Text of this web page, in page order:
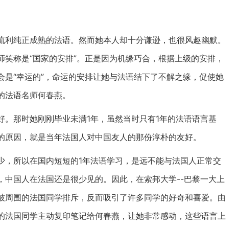
纯正成熟的法语。然而她本人却十分谦逊，也很风趣幽默。
称是“国家的安排”。正是因为机缘巧合，根据上级的安排，
“幸运的”，命运的安排让她与法语结下了不解之缘，促使她
语名师何春燕。
那时她刚刚毕业未满1年，虽然当时只有1年的法语语言基
因，就是当年法国人对中国友人的那份淳朴的友好。
所以在国内短短的1年法语学习，是远不能与法国人正常交
国人在法国还是很少见的。因此，在索邦大学--巴黎一大上
围的法国同学排斥，反而吸引了许多同学的好奇和喜爱。由
国同学主动复印笔记给何春燕，让她非常感动，这些语言上